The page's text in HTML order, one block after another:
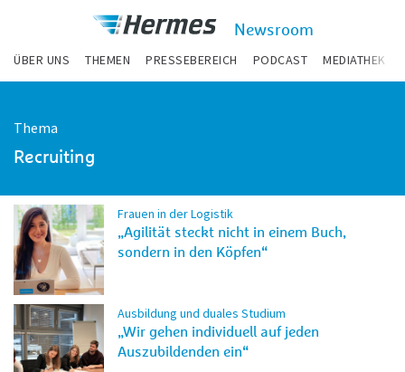
Newsroom
ÜBER UNS THEMEN PRESSEBEREICH PODCAST MEDIATHEK
Thema
Recruiting
Frauen in der Logistik
„Agilität steckt nicht in einem Buch,
sondern in den Köpfen“
Ausbildung und duales Studium
„Wir gehen individuell auf jeden
Auszubildenden ein“